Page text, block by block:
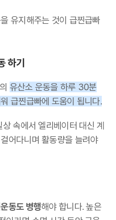
유지해주는 것이 급찐급빠
하기
유산소 운동을 하루 30분
급찐급빠에 도움이 됩니다.
속에서 엘리베이터 대신 계
어다니며 활동량을 늘려야
동도 병행해야 합니다. 높은